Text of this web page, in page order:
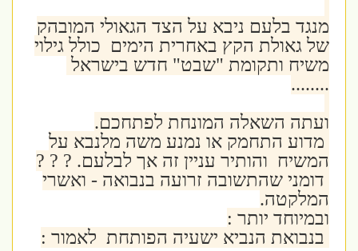
מנגד בלעם ניבא על הצד הגאולי המובהק
של גאולת הקץ באחרית הימים כולל גילוי
משיח ותקומת "שבט" חדש בישראל
........
ועתה השאלה המונחת לפתחכם.
מדוע התחמק או נמנע משה מלנבא על
המשיח והותיר עניין זה אך לבלעם. ? ? ?
דומני שהתשובה זרועה בנבואה - ואשרי
המלקטה.
ובמיוחד יותר :
בנבואת הנביא ישעיה הפותחת לאמור :